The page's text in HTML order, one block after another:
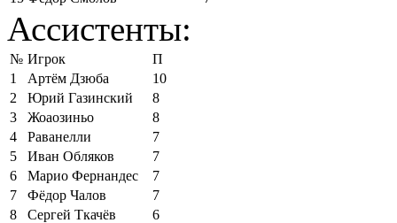
Ассистенты:
№ Игрок
П
1
Артём Дзюба
10
2
Юрий Газинский
8
3
Жоаозиньо
8
4
Раванелли
7
5
Иван Обляков
7
6
Марио Фернандес
7
7
Фёдор Чалов
7
8
Сергей Ткачёв
6